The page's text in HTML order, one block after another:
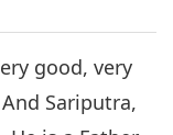
01 4934Lượt Xem
Giáo: Kinh Diệu
good, very
Sariputra,